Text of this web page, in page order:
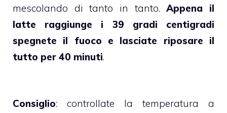
mescolando di tanto in tanto.Appena il
latte raggiunge i 39 gradi centigradi
spegnete il fuoco e lasciate riposare il
tutto per 40 minuti.
Consiglio: controllate la temperatura a